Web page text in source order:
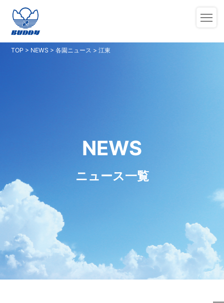
TOP > NEWS >各園ニュース >江東
NEWS
ニュース一覧